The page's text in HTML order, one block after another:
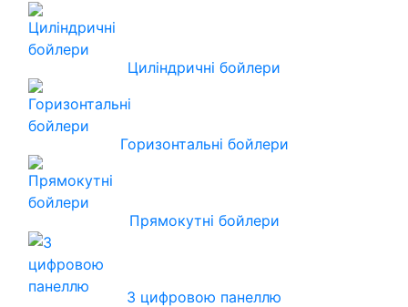
Циліндричні бойлери
Горизонтальні бойлери
Прямокутні бойлери
З цифровою панеллю